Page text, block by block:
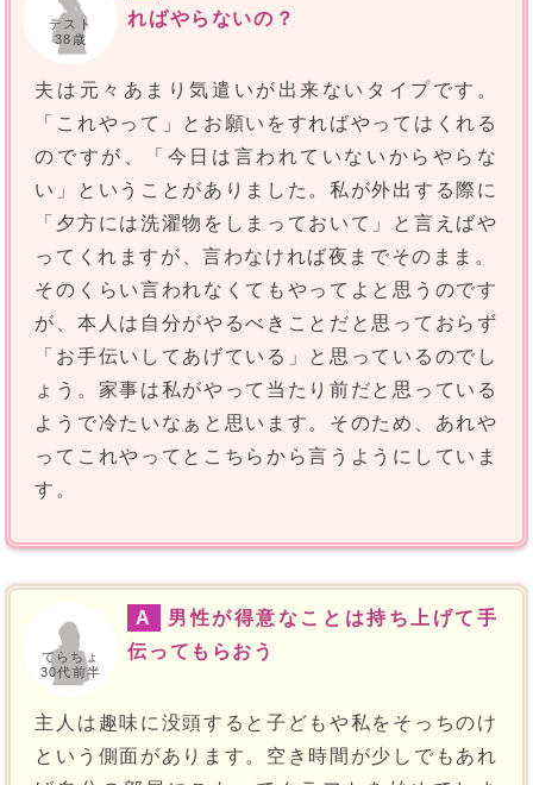
テスト
38歳
ればやらないの？
夫は元々あまり気遣いが出来ないタイプです。
「これやって」とお願いをすればやってはくれる
のですが、「今日は言われていないからやらな
い」ということがありました。私が外出する際に
「夕方には洗濯物をしまっておいて」と言えばや
ってくれますが、言わなければ夜までそのまま。
そのくらい言われなくてもやってよと思うのです
が、本人は自分がやるべきことだと思っておらず
「お手伝いしてあげている」と思っているのでし
ょう。家事は私がやって当たり前だと思っている
ようで冷たいなぁと思います。そのため、あれや
ってこれやってとこちらから言うようにしていま
す。
てらちょ
30代前半
A
男性が得意なことは持ち上げて手
伝ってもらおう
主人は趣味に没頭すると子どもや私をそっちのけ
という側面があります。空き時間が少しでもあれ